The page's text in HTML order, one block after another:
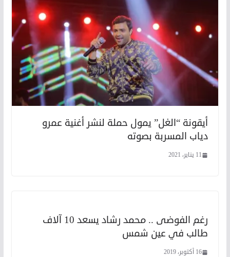
أيقونة “الغل” يمول حملة لنشر أغنية عمرو
دياب المسربة بصوته
11 يناير، 2021
رغم الفوضى .. محمد رشاد يسعد 10 آلاف
طالب في عين شمس
16 أكتوبر، 2019